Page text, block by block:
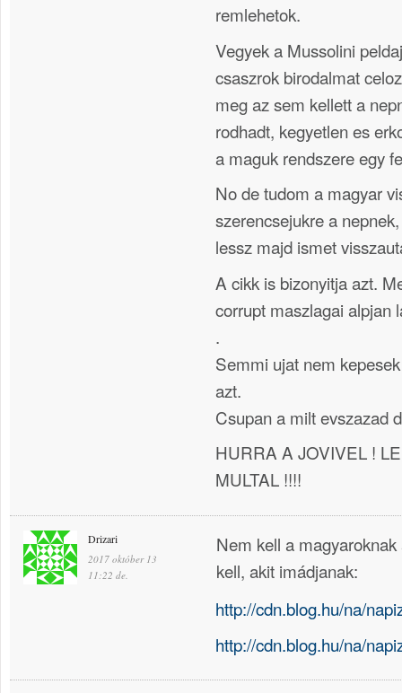
remlehetok.
Vegyek a Mussolini
csaszrok birodalmat
meg az sem kellett a
rodhadt, kegyetlen es
a maguk rendszere egy
No de tudom a magyar
szerencsejukre a
lessz majd ismet
A cikk is bizonyitja azt.
corrupt maszlagai alpjan
.
Semmi ujat nem
azt.
Csupan a milt evszazad
HURRA A JOVIVEL !
MULTAL !!!!
Drizari
2017 október 13
11:22 de.
Nem kell a
kell, akit imádjanak:
http://cdn.blog.hu/na/
http://cdn.blog.hu/na/